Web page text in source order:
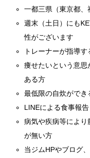
一都三県（東京都
週末（土日）にも
性がございます
トレーナーが指導
痩せたいという意
ある方
最低限の自炊ができ
LINEによる食事報
病気や疾病等によ
が無い方
当ジムHPやブログ